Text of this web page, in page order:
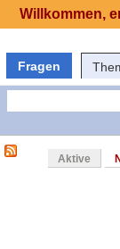
Fragen
Aktive
Willkommen,